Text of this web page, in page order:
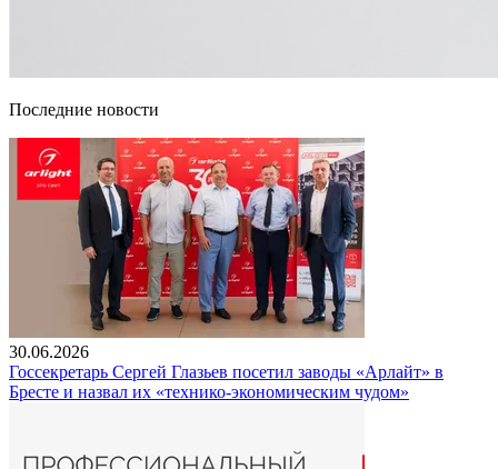
Последние новости
30.06.2026
Госсекретарь Сергей Глазьев посетил заводы «Арлайт» в
Бресте и назвал их «технико-экономическим чудом»